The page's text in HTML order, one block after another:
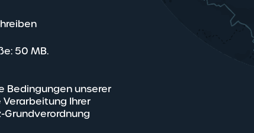
50 MB.
Bedingungen unserer
Ihrer